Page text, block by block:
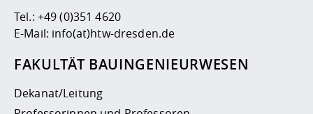
Tel.: +49 (0)351 4620
E-Mail: info(at)htw-dresden.de
FAKULTÄT BAUINGENIEURWESEN
Dekanat/Leitung